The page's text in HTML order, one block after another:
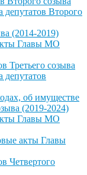
Второго
(2014-2019)
Главы МО
Третьего созыва
об имуществе
(2019-2024)
Главы МО
акты Главы
Четвертого